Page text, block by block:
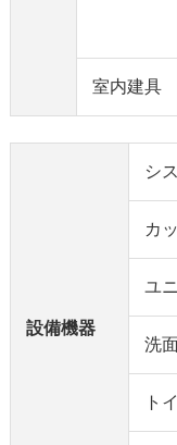
室内建具
設備機器
シ
カ
ユ
洗
ト